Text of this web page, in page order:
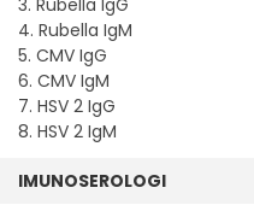
3. Rubella IgG
4. Rubella IgM
5. CMV IgG
6. CMV IgM
7. HSV 2 IgG
8. HSV 2 IgM
IMUNOSEROLOGI